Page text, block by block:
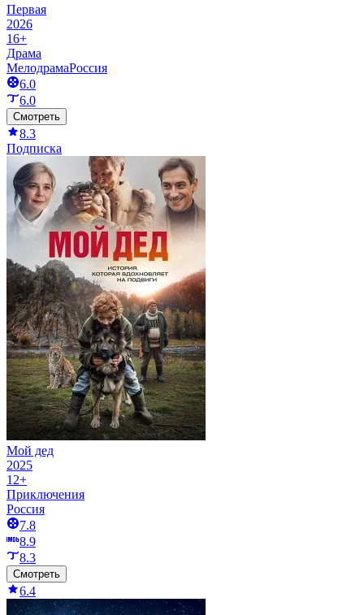
Первая
2026
16+
Драма
МелодрамаРоссия
6.0
6.0
Смотреть
8.3
Подписка
Мой дед
2025
12+
Приключения
Россия
7.8
8.9
8.3
Смотреть
6.4